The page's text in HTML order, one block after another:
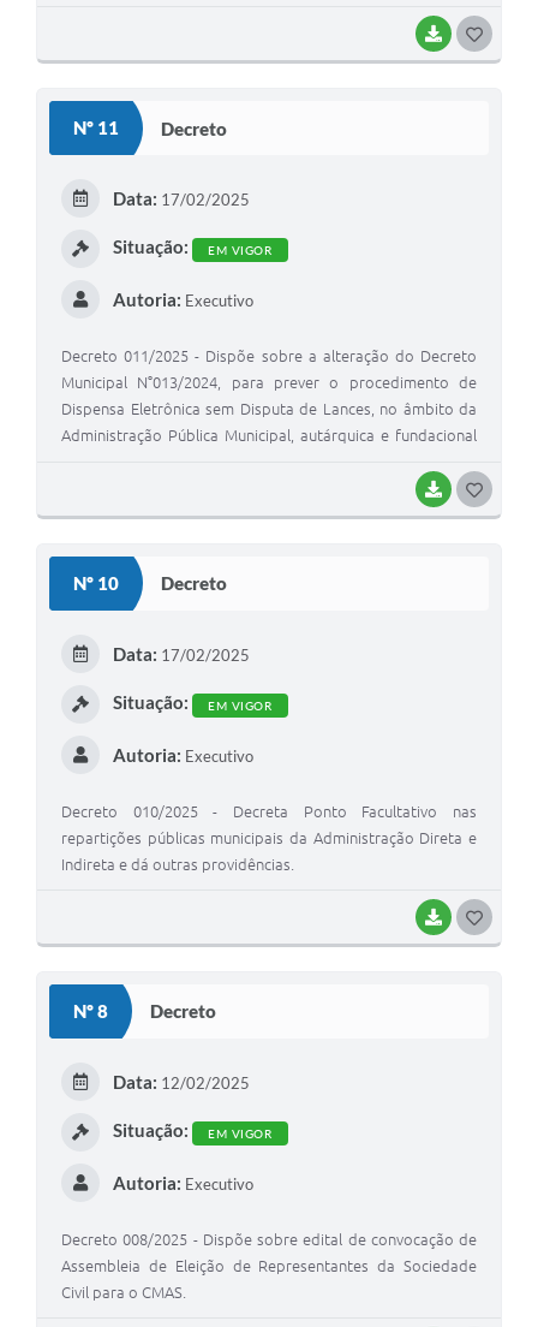
BAIXAR
Nº 11 Decreto
BAIXAR
Data: 17/02/2025
Situação: EM VIGOR
Autoria: Executivo
Decreto 011/2025 - Dispõe sobre a alteração do Decreto
Municipal N°013/2024, para prever o procedimento de
Dispensa Eletrônica sem Disputa de Lances, no âmbito da
Administração Pública Municipal, autárquica e fundacional
Nº 10 Decreto
BAIXAR
Data: 17/02/2025
Situação: EM VIGOR
Autoria: Executivo
Decreto 010/2025 - Decreta Ponto Facultativo nas
repartições públicas municipais da Administração Direta e
Indireta e dá outras providências.
Nº 8 Decreto
Data: 12/02/2025
Situação: EM VIGOR
Autoria: Executivo
Decreto 008/2025 - Dispõe sobre edital de convocação de
Assembleia de Eleição de Representantes da Sociedade
Civil para o CMAS.